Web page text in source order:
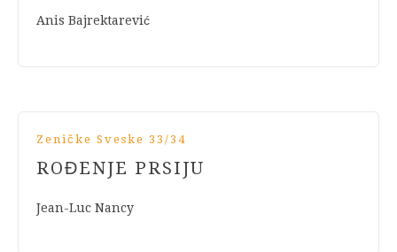
Anis Bajrektarević
Zeničke Sveske 33/34
ROĐENJE PRSIJU
Jean-Luc Nancy